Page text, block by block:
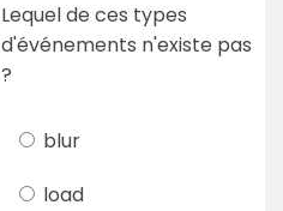
Lequel de ces types
d'événements n'existe pas
?
blur
load